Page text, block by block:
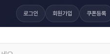
로그인 회원가입 쿠폰등록